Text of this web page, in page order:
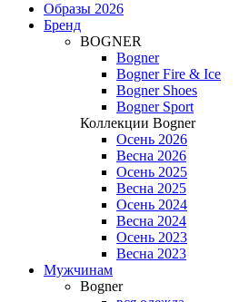
Образы 2026
Бренд
BOGNER
Bogner
Bogner Fire & Ice
Bogner Shoes
Bogner Sport
Коллекции Bogner
Осень 2026
Весна 2026
Осень 2025
Весна 2025
Осень 2024
Весна 2024
Осень 2023
Весна 2023
Мужчинам
Bogner